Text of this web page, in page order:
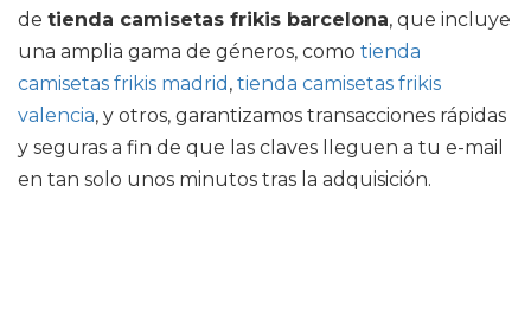
de tienda camisetas frikis barcelona, que incluye
una amplia gama de géneros, como tienda
camisetas frikis madrid , tienda camisetas frikis
valencia, y otros, garantizamos transacciones rápidas
y seguras a fin de que las claves lleguen a tu e-mail
en tan solo unos minutos tras la adquisición.